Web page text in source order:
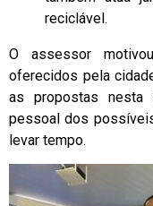
reciclável.
O assessor
oferecidos pela
as propostas nesta
pessoal dos
levar tempo.